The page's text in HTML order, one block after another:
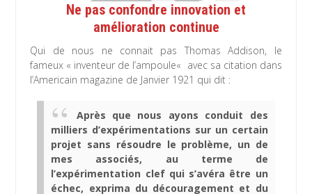
Ne pas confondre innovation et
amélioration continue
Qui de nous ne connait pas Thomas Addison, le
fameux « inventeur de l’ampoule« avec sa citation dans
l’Americain magazine de Janvier 1921 qui dit :
Après que nous ayons conduit des
milliers d’expérimentations sur un certain
projet sans résoudre le problème, un de
mes associés, au terme de
l’expérimentation clef qui s’avéra être un
échec, exprima du découragement et du